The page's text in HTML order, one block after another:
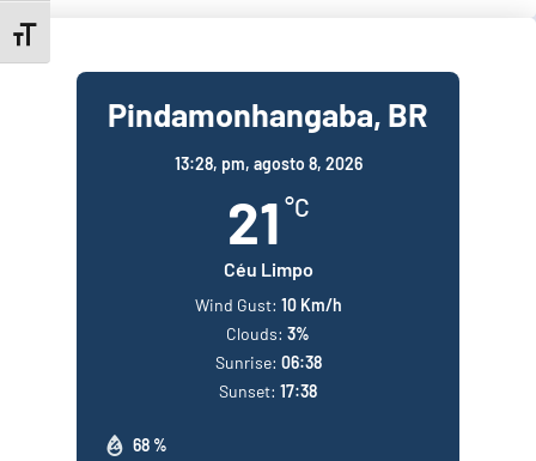
Toggle Font size
Pindamonhangaba, BR
13:28, pm, agosto 8, 2026
21 °C
Céu Limpo
68 %
Wind Gust: 10 Km/h
Clouds: 3%
Sunrise: 06:38
Sunset: 17:38